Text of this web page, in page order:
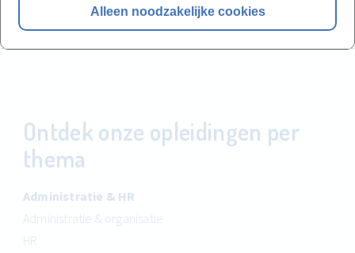
Alleen noodzakelijke cookies
Ontdek onze opleidingen per
thema
Administratie & HR
Administratie & organisatie
HR